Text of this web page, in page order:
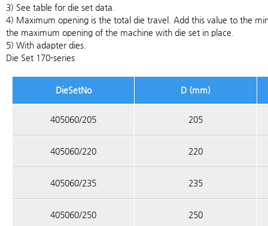
3) See table for die set data.
4) Maximum opening is the total die travel. Add this value to the
the maximum opening of the machine with die set in place.
5) With adapter dies.
Die Set 170-series
DieSetNo D (mm)
405060/205 205
405060/220 220
405060/235 235
405060/250 250